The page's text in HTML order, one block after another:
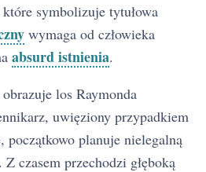
które symbolizuje tytułowa
wymaga od człowieka
absurd istnienia.
los Raymonda
uwięziony przypadkiem
planuje nielegalną
czasem przechodzi głęboką